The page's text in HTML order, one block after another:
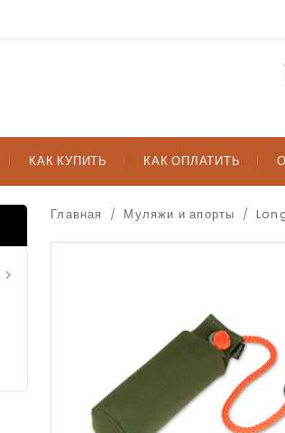
КАК КУПИТЬ КАК ОПЛАТИТЬ

Главная Муляжи и апорты